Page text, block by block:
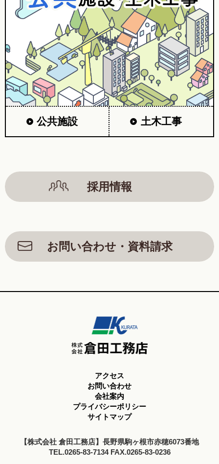
公共施設 土木工事
採用情報
お問い合わせ・資料請求
アクセス
お問い合わせ
会社案内
プライバシーポリシー
サイトマップ
【株式会社 倉田工務店】長野県駒ヶ根市赤穂6073番地
TEL.0265-83-7134 FAX.0265-83-0236